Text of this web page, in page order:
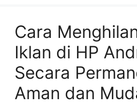
Cara
Iklan di HP
Secara
Aman dan